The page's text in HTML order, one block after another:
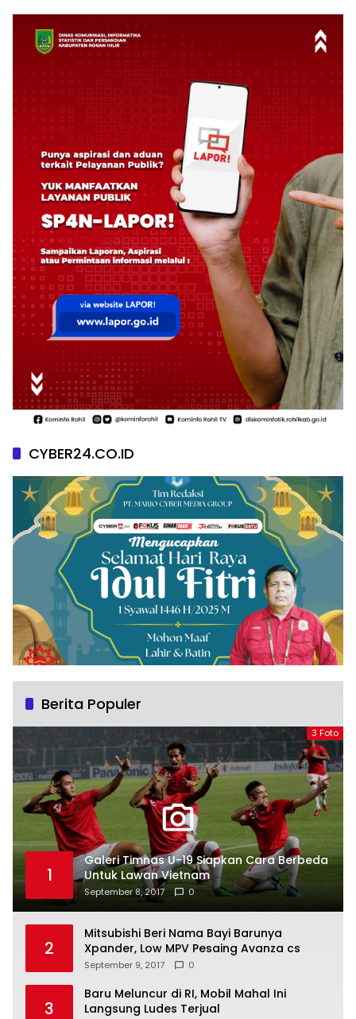
CYBER24.CO.ID
Berita Populer
3 Foto
1
Galeri Timnas U-19 Siapkan Cara Berbeda
Untuk Lawan Vietnam
September 8, 2017 0
2
Mitsubishi Beri Nama Bayi Barunya
Xpander, Low MPV Pesaing Avanza cs
September 9, 2017 0
3
Baru Meluncur di RI, Mobil Mahal Ini
Langsung Ludes Terjual